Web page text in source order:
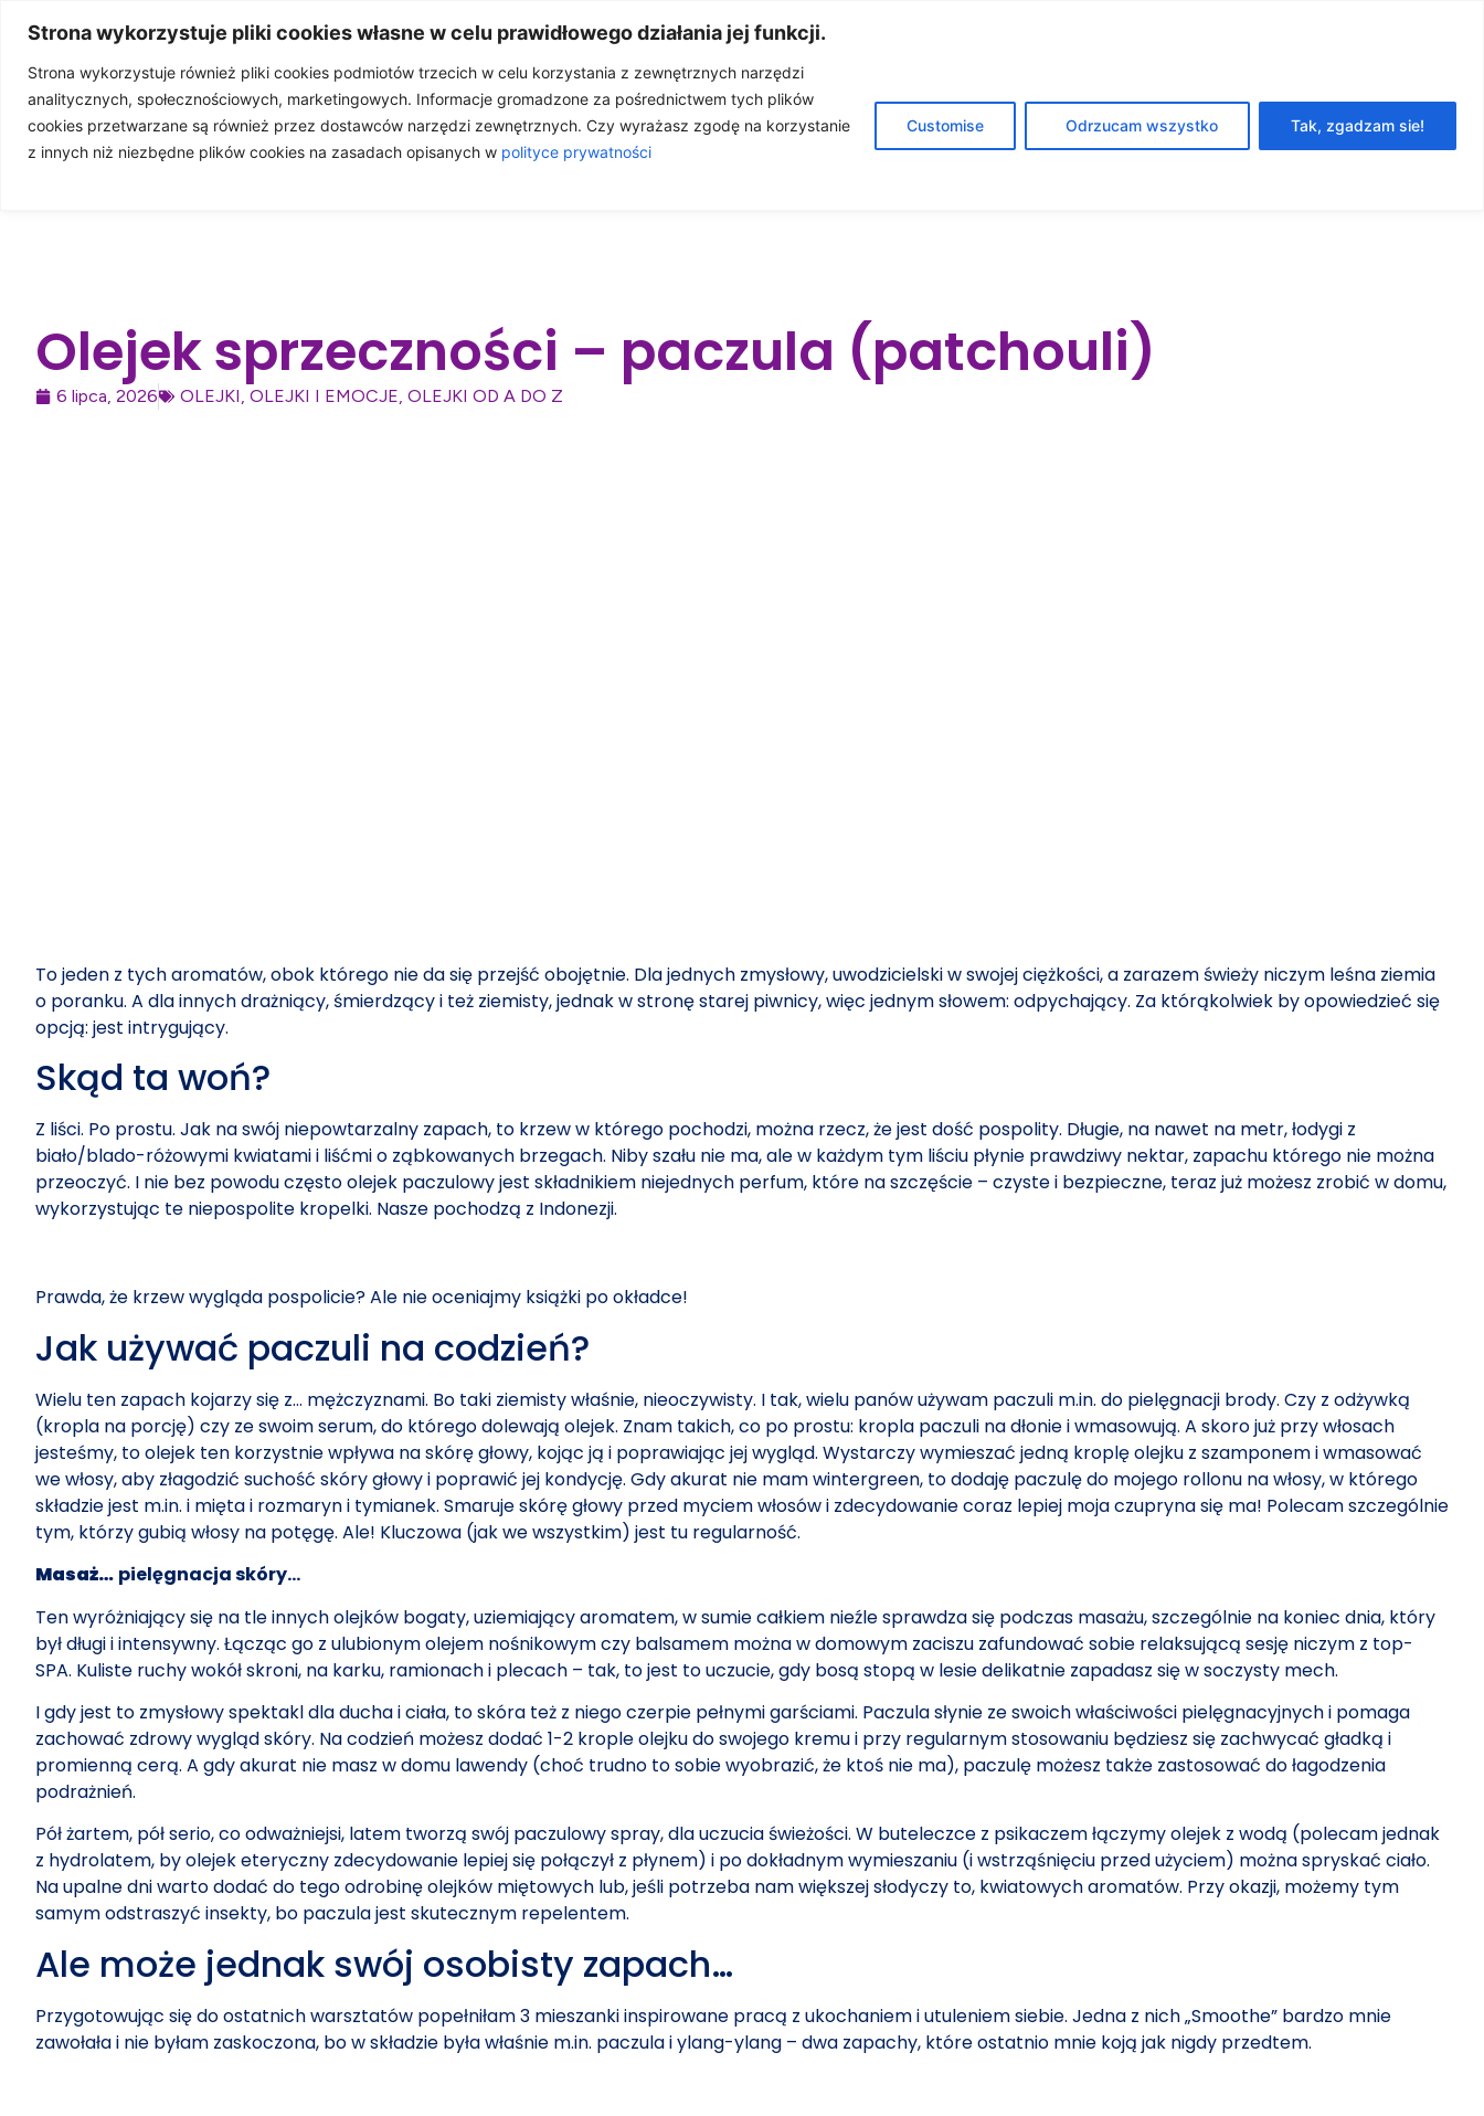
Strona wykorzystuje pliki cookies własne w celu prawidłowego działania jej funkcji.
Strona wykorzystuje również pliki cookies podmiotów trzecich w celu korzystania z zewnętrznych narzędzi
analitycznych, społecznościowych, marketingowych. Informacje gromadzone za pośrednictwem tych plików
cookies przetwarzane są również przez dostawców narzędzi zewnętrznych. Czy wyrażasz zgodę na korzystanie
z innych niż niezbędne plików cookies na zasadach opisanych w polityce prywatności
Customise Odrzucam wszystko Tak, zgadzam sie!
STRONA GŁÓWNA O MNIE OLEJKI ETERYCZNE BLOG
WSPÓŁPRACA KONTAKT
DOŁĄCZ DO
NEWSLETTERA
Olejek sprzeczności – paczula (patchouli)
6 lipca, 2026 OLEJKI, OLEJKI I EMOCJE, OLEJKI OD A DO Z
To jeden z tych aromatów, obok którego nie da się przejść obojętnie. Dla jednych zmysłowy, uwodzicielski w swojej ciężkości, a zarazem świeży niczym leśna ziemia
o poranku. A dla innych drażniący, śmierdzący i też ziemisty, jednak w stronę starej piwnicy, więc jednym słowem: odpychający. Za którąkolwiek by opowiedzieć się
opcją: jest intrygujący.
Skąd ta woń?
Z liści. Po prostu. Jak na swój niepowtarzalny zapach, to krzew w którego pochodzi, można rzecz, że jest dość pospolity. Długie, na nawet na metr, łodygi z
biało/blado-różowymi kwiatami i liśćmi o ząbkowanych brzegach. Niby szału nie ma, ale w każdym tym liściu płynie prawdziwy nektar, zapachu którego nie można
przeoczyć. I nie bez powodu często olejek paczulowy jest składnikiem niejednych perfum, które na szczęście – czyste i bezpieczne, teraz już możesz zrobić w domu,
wykorzystując te niepospolite kropelki. Nasze pochodzą z Indonezji.
Prawda, że krzew wygląda pospolicie? Ale nie oceniajmy książki po okładce!
Jak używać paczuli na codzień?
Wielu ten zapach kojarzy się z… mężczyznami. Bo taki ziemisty właśnie, nieoczywisty. I tak, wielu panów używam paczuli m.in. do pielęgnacji brody. Czy z odżywką
(kropla na porcję) czy ze swoim serum, do którego dolewają olejek. Znam takich, co po prostu: kropla paczuli na dłonie i wmasowują. A skoro już przy włosach
jesteśmy, to olejek ten korzystnie wpływa na skórę głowy, kojąc ją i poprawiając jej wygląd. Wystarczy wymieszać jedną kroplę olejku z szamponem i wmasować
we włosy, aby złagodzić suchość skóry głowy i poprawić jej kondycję. Gdy akurat nie mam wintergreen, to dodaję paczulę do mojego rollonu na włosy, w którego
składzie jest m.in. i mięta i rozmaryn i tymianek. Smaruje skórę głowy przed myciem włosów i zdecydowanie coraz lepiej moja czupryna się ma! Polecam szczególnie
tym, którzy gubią włosy na potęgę. Ale! Kluczowa (jak we wszystkim) jest tu regularność.
Masaż… pielęgnacja skóry…
Ten wyróżniający się na tle innych olejków bogaty, uziemiający aromatem, w sumie całkiem nieźle sprawdza się podczas masażu, szczególnie na koniec dnia, który
był długi i intensywny. Łącząc go z ulubionym olejem nośnikowym czy balsamem można w domowym zaciszu zafundować sobie relaksującą sesję niczym z top-
SPA. Kuliste ruchy wokół skroni, na karku, ramionach i plecach – tak, to jest to uczucie, gdy bosą stopą w lesie delikatnie zapadasz się w soczysty mech.
I gdy jest to zmysłowy spektakl dla ducha i ciała, to skóra też z niego czerpie pełnymi garściami. Paczula słynie ze swoich właściwości pielęgnacyjnych i pomaga
zachować zdrowy wygląd skóry. Na codzień możesz dodać 1-2 krople olejku do swojego kremu i przy regularnym stosowaniu będziesz się zachwycać gładką i
promienną cerą. A gdy akurat nie masz w domu lawendy (choć trudno to sobie wyobrazić, że ktoś nie ma), paczulę możesz także zastosować do łagodzenia
podrażnień.
Pół żartem, pół serio, co odważniejsi, latem tworzą swój paczulowy spray, dla uczucia świeżości. W buteleczce z psikaczem łączymy olejek z wodą (polecam jednak
z hydrolatem, by olejek eteryczny zdecydowanie lepiej się połączył z płynem) i po dokładnym wymieszaniu (i wstrząśnięciu przed użyciem) można spryskać ciało.
Na upalne dni warto dodać do tego odrobinę olejków miętowych lub, jeśli potrzeba nam większej słodyczy to, kwiatowych aromatów. Przy okazji, możemy tym
samym odstraszyć insekty, bo paczula jest skutecznym repelentem.
Ale może jednak swój osobisty zapach…
Przygotowując się do ostatnich warsztatów popełniłam 3 mieszanki inspirowane pracą z ukochaniem i utuleniem siebie. Jedna z nich „Smoothe” bardzo mnie
zawołała i nie byłam zaskoczona, bo w składzie była właśnie m.in. paczula i ylang-ylang – dwa zapachy, które ostatnio mnie koją jak nigdy przedtem.